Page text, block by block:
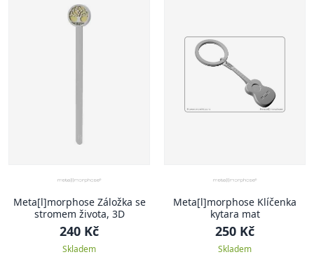
Meta[l]morphose Záložka se
stromem života, 3D
240 Kč
Skladem
Meta[l]morphose Klíčenka
kytara mat
250 Kč
Skladem